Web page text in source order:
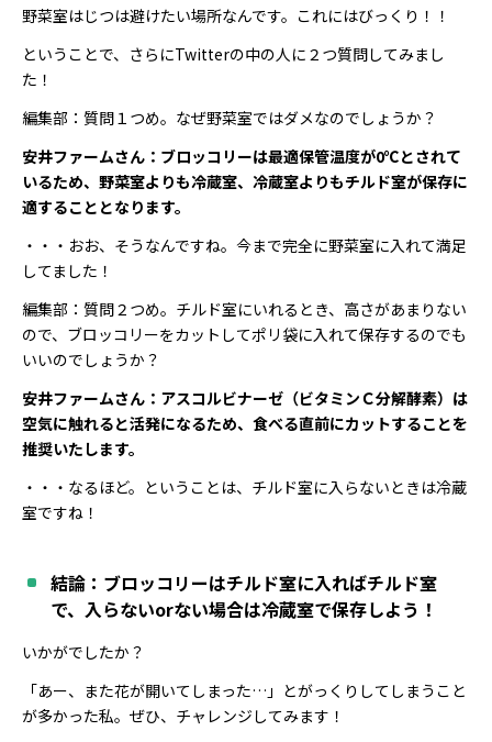
野菜室はじつは避けたい場所なんです。これにはびっくり！！
ということで、さらにTwitterの中の人に２つ質問してみまし
た！
編集部：質問１つめ。なぜ野菜室ではダメなのでしょうか？
安井ファームさん：ブロッコリーは最適保管温度が0℃とされて
いるため、野菜室よりも冷蔵室、冷蔵室よりもチルド室が保存に
適することとなります。
・・・おお、そうなんですね。今まで完全に野菜室に入れて満足
してました！
編集部：質問２つめ。チルド室にいれるとき、高さがあまりない
ので、ブロッコリーをカットしてポリ袋に入れて保存するのでも
いいのでしょうか？
安井ファームさん：アスコルビナーゼ（ビタミンＣ分解酵素）は
空気に触れると活発になるため、食べる直前にカットすることを
推奨いたします。
・・・なるほど。ということは、チルド室に入らないときは冷蔵
室ですね！
結論：ブロッコリーはチルド室に入ればチルド室
で、入らないorない場合は冷蔵室で保存しよう！
いかがでしたか？
「あー、また花が開いてしまった…」とがっくりしてしまうこと
が多かった私。ぜひ、チャレンジしてみます！